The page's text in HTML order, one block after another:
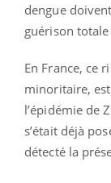
dengue
guérison
En France, ce
minoritaire,
l’épidémie de
s’était déjà
détecté la